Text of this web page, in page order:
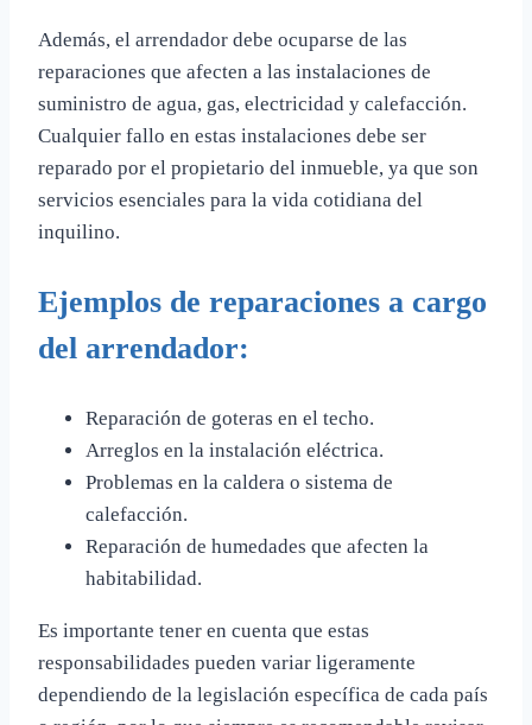
Además, el arrendador debe ocuparse de las
reparaciones que afecten a las instalaciones de
suministro de agua, gas, electricidad y calefacción.
Cualquier fallo en estas instalaciones debe ser
reparado por el propietario del inmueble, ya que son
servicios esenciales para la vida cotidiana del
inquilino.
Ejemplos de reparaciones a cargo
del arrendador:
Reparación de goteras en el techo.
Arreglos en la instalación eléctrica.
Problemas en la caldera o sistema de
calefacción.
Reparación de humedades que afecten la
habitabilidad.
Es importante tener en cuenta que estas
responsabilidades pueden variar ligeramente
dependiendo de la legislación específica de cada país